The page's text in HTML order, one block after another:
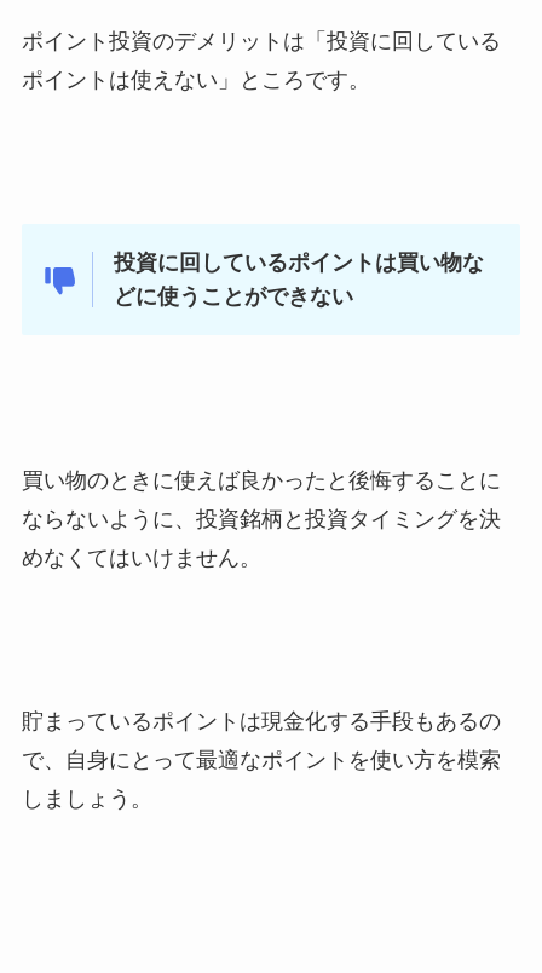
ポイント投資のデメリットは「投資に回している
ポイントは使えない」ところです。
投資に回しているポイントは買い物な
どに使うことができない
買い物のときに使えば良かったと後悔することに
ならないように、投資銘柄と投資タイミングを決
めなくてはいけません。
貯まっているポイントは現金化する手段もあるの
で、自身にとって最適なポイントを使い方を模索
しましょう。